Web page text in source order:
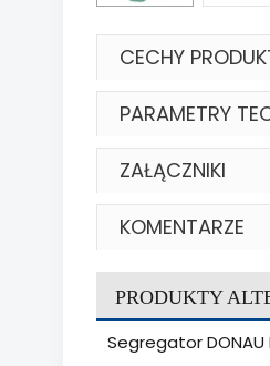
CECHY
PARAMETRY
ZAŁĄCZNIKI
KOMENTARZE
PRODUKTY
Segregator